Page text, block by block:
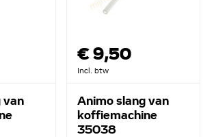
van
€ 9,50
Incl. btw
Animo slang van
koffiemachine
35038